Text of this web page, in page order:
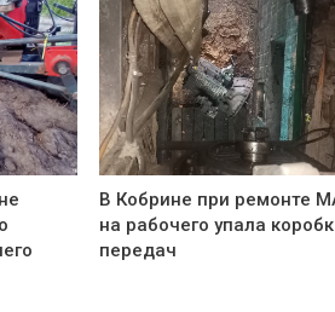
В Кобрине при ремонте
на рабочего упала
передач